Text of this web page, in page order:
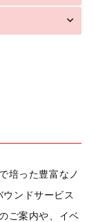
培った豊富なノ
ンドサービス
ご案内や、イベ